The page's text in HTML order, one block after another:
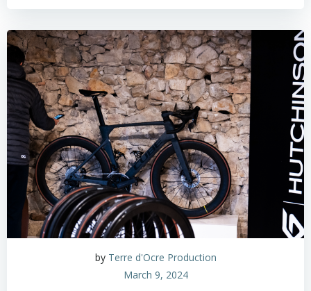
by Terre d'Ocre Production
March 9, 2024